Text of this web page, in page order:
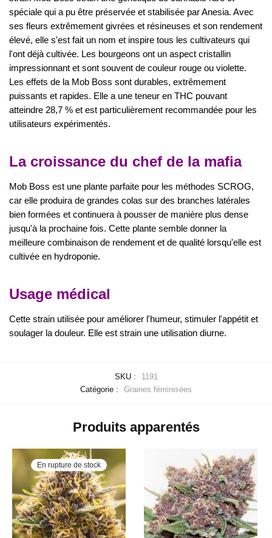
spéciale qui a pu être préservée et stabilisée par Anesia. Avec
ses fleurs extrêmement givrées et résineuses et son rendement
élevé, elle s'est fait un nom et inspire tous les cultivateurs qui
l'ont déjà cultivée. Les bourgeons ont un aspect cristallin
impressionnant et sont souvent de couleur rouge ou violette.
Les effets de la Mob Boss sont durables, extrêmement
puissants et rapides. Elle a une teneur en THC pouvant
atteindre 28,7 % et est particulièrement recommandée pour les
utilisateurs expérimentés.
La croissance du chef de la mafia
Mob Boss est une plante parfaite pour les méthodes SCROG,
car elle produira de grandes colas sur des branches latérales
bien formées et continuera à pousser de manière plus dense
jusqu'à la prochaine fois. Cette plante semble donner la
meilleure combinaison de rendement et de qualité lorsqu'elle est
cultivée en hydroponie.
Usage médical
Cette strain utilisée pour améliorer l'humeur, stimuler l'appétit et
soulager la douleur. Elle est strain une utilisation diurne.
SKU :
1191
Catégorie :
Graines féminisées
Produits apparentés
En rupture de stock